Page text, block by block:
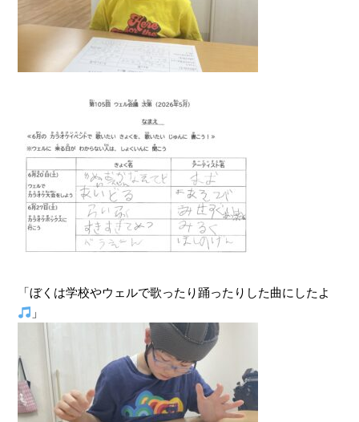
「ぼくは学校やウェルで歌ったり踊ったりした曲にしたよ
」